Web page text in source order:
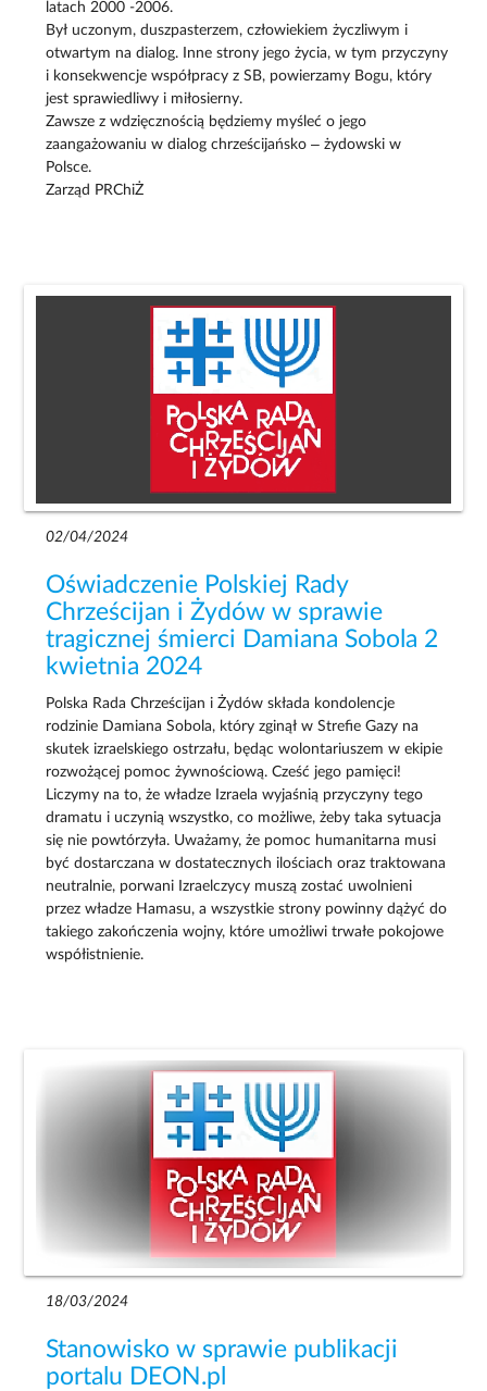
latach 2000 -2006.
Był uczonym, duszpasterzem, człowiekiem życzliwym i
otwartym na dialog. Inne strony jego życia, w tym przyczyny
i konsekwencje współpracy z SB, powierzamy Bogu, który
jest sprawiedliwy i miłosierny.
Zawsze z wdzięcznością będziemy myśleć o jego
zaangażowaniu w dialog chrześcijańsko – żydowski w
Polsce.
Zarząd PRChiŻ
02/04/2024
Oświadczenie Polskiej Rady
Chrześcijan i Żydów w sprawie
tragicznej śmierci Damiana Sobola 2
kwietnia 2024
Polska Rada Chrześcijan i Żydów składa kondolencje
rodzinie Damiana Sobola, który zginął w Strefie Gazy na
skutek izraelskiego ostrzału, będąc wolontariuszem w ekipie
rozwożącej pomoc żywnościową. Cześć jego pamięci!
Liczymy na to, że władze Izraela wyjaśnią przyczyny tego
dramatu i uczynią wszystko, co możliwe, żeby taka sytuacja
się nie powtórzyła. Uważamy, że pomoc humanitarna musi
być dostarczana w dostatecznych ilościach oraz traktowana
neutralnie, porwani Izraelczycy muszą zostać uwolnieni
przez władze Hamasu, a wszystkie strony powinny dążyć do
takiego zakończenia wojny, które umożliwi trwałe pokojowe
współistnienie.
18/03/2024
Stanowisko w sprawie publikacji
portalu DEON.pl